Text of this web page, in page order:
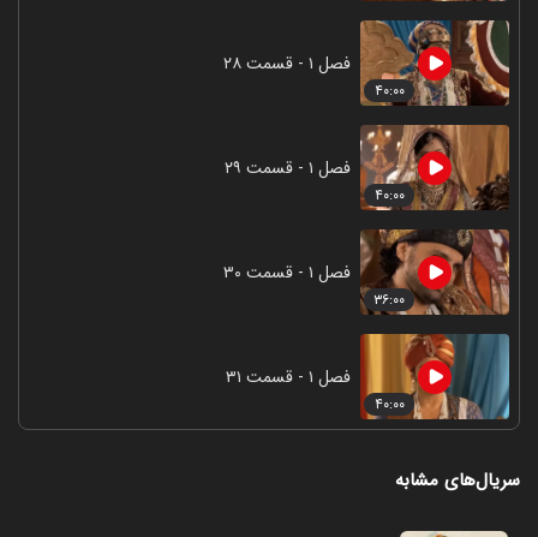
۴۰:۰۰
فصل ۱ - قسمت ۲۸
۴۰:۰۰
فصل ۱ - قسمت ۲۹
۳۶:۰۰
فصل ۱ - قسمت ۳۰
۴۰:۰۰
فصل ۱ - قسمت ۳۱
سریال‌های مشابه